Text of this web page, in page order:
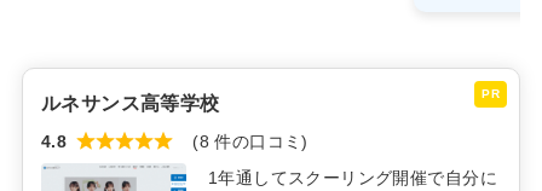
ルネサンス高等学校 PR
4.8
(8 件の口コミ)
1年通してスクーリング開催で自分に